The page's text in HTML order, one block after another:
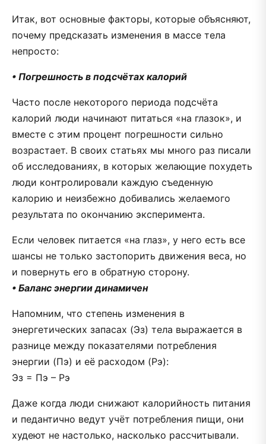
Итак, вот основные факторы, которые объясняют,
почему предсказать изменения в массе тела
непросто:
• Погрешность в подсчётах калорий
Часто после некоторого периода подсчёта
калорий люди начинают питаться «на глазок», и
вместе с этим процент погрешности сильно
возрастает. В своих статьях мы много раз писали
об исследованиях, в которых желающие похудеть
люди контролировали каждую съеденную
калорию и неизбежно добивались желаемого
результата по окончанию эксперимента.
Если человек питается «на глаз», у него есть все
шансы не только застопорить движения веса, но
и повернуть его в обратную сторону.
• Баланс энергии динамичен
Напомним, что степень изменения в
энергетических запасах (Эз) тела выражается в
разнице между показателями потребления
энергии (Пэ) и её расходом (Рэ):
Эз = Пэ – Рэ
Даже когда люди снижают калорийность питания
и педантично ведут учёт потребления пищи, они
худеют не настолько, насколько рассчитывали.